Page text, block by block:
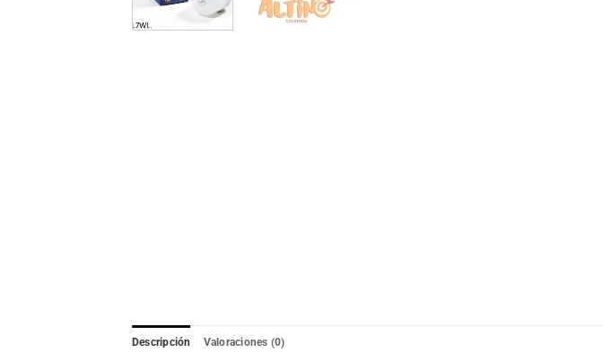
Descripción Valoraciones (0)